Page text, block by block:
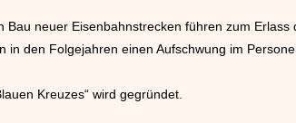
Bau neuer Eisenbahnstrecken führen zum
in den Folgejahren einen Aufschwung im
Kreuzes“ wird gegründet.